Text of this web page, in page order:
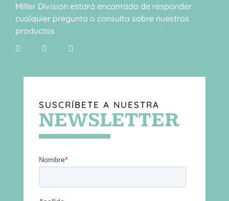
Miller Division estará encantada de responder
cualquier pregunta o consulta sobre nuestros
productos
SUSCRÍBETE A NUESTRA
NEWSLETTER